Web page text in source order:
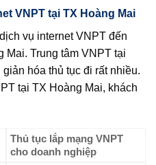
VNPT tại TX Hoàng Mai
vụ internet VNPT đến
Mai. Trung tâm VNPT tại
hóa thủ tục đi rất nhiều.
tại TX Hoàng Mai, khách
Thủ tục lắp mạng VNPT
cho doanh nghiệp